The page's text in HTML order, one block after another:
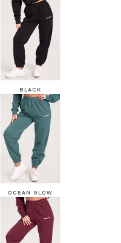
BLACK
OCEAN GLOW